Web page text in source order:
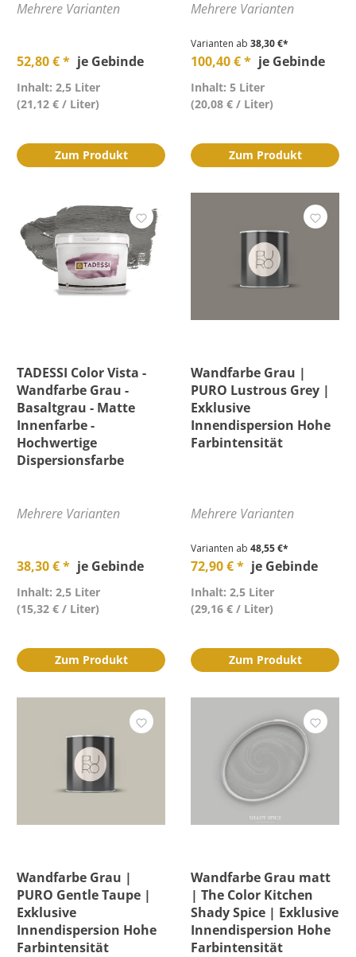
Mehrere Varianten
52,80 € * je Gebinde
Inhalt: 2,5 Liter
(21,12 € / Liter)
Zum Produkt
Mehrere Varianten
Varianten ab 38,30 €*
100,40 € * je Gebinde
Inhalt: 5 Liter
(20,08 € / Liter)
Zum Produkt
TADESSI Color Vista -
Wandfarbe Grau -
Basaltgrau - Matte
Innenfarbe -
Hochwertige
Dispersionsfarbe
Mehrere Varianten
38,30 € * je Gebinde
Inhalt: 2,5 Liter
(15,32 € / Liter)
Zum Produkt
Wandfarbe Grau |
PURO Lustrous Grey |
Exklusive
Innendispersion Hohe
Farbintensität
Mehrere Varianten
Varianten ab 48,55 €*
72,90 € * je Gebinde
Inhalt: 2,5 Liter
(29,16 € / Liter)
Zum Produkt
Wandfarbe Grau |
PURO Gentle Taupe |
Exklusive
Innendispersion Hohe
Farbintensität
Wandfarbe Grau matt
| The Color Kitchen
Shady Spice | Exklusive
Innendispersion Hohe
Farbintensität